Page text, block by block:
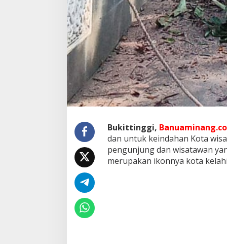
Bukittinggi,
dan untuk keindahan Kota
pengunjung dan wisatawan
merupakan ikonnya kota